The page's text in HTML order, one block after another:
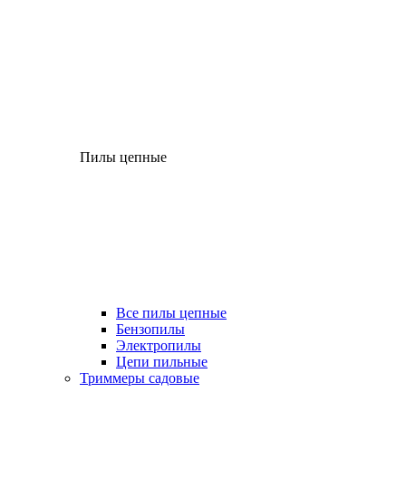
Пилы цепные
Все пилы цепные
Бензопилы
Электропилы
Цепи пильные
Триммеры садовые